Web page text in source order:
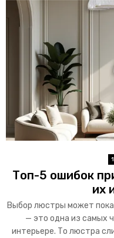
Топ-5 ошибок
их
Выбор люстры может
— это одна из самых
интерьере. То люстра